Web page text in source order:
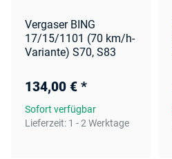
Vergaser BING
17/15/1101 (70 km/h-
Variante) S70, S83
134,00 € *
Sofort verfügbar
Lieferzeit: 1 - 2 Werktage